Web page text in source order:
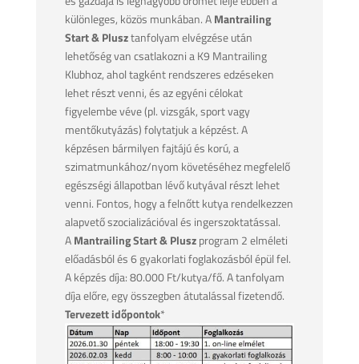
különleges, közös munkában. AMantrailing
Start & Plusztanfolyam elvégzése után
lehetőség van csatlakozni a K9 Mantrailing
Klubhoz, ahol tagként rendszeres edzéseken
lehet részt venni, és az egyéni célokat
figyelembe véve (pl. vizsgák, sport vagy
mentőkutyázás) folytatjuk a képzést. A
képzésen bármilyen fajtájú és korú, a
szimatmunkához/nyom követéséhez megfelelő
egészségi állapotban lévő kutyával részt lehet
venni. Fontos, hogy a felnőtt kutya rendelkezzen
alapvető szocializációval és ingerszoktatással.
AMantrailing Start & Pluszprogram 2 elméleti
előadásból és 6 gyakorlati foglakozásból épül fel.
A képzés díja: 80.000 Ft/kutya/fő. A tanfolyam
díja előre, egy összegben átutalással fizetendő.
Tervezett időpontok*